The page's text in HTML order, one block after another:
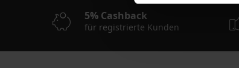
5% Cashback
für registrierte Kunden